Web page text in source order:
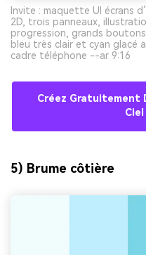
Invite : maquette UI écrans
2D, trois panneaux,
progression, grands
bleu très clair et cyan glacé
cadre téléphone --ar 9:16
Créez Gratuitement
Ciel
5) Brume côtière